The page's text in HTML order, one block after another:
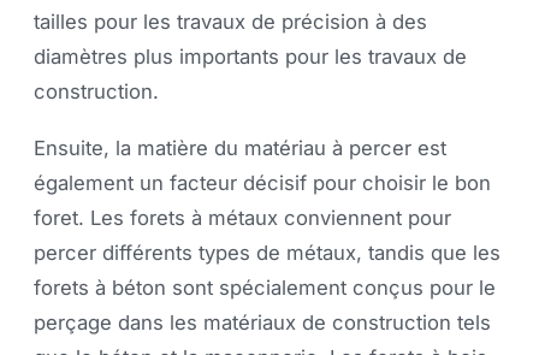
tailles pour les travaux de précision à des
diamètres plus importants pour les travaux de
construction.
Ensuite, la matière du matériau à percer est
également un facteur décisif pour choisir le bon
foret. Les forets à métaux conviennent pour
percer différents types de métaux, tandis que les
forets à béton sont spécialement conçus pour le
perçage dans les matériaux de construction tels